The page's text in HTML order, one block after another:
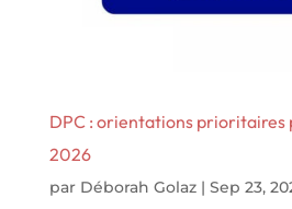
DPC : orientations prioritaires
2026
par Déborah Golaz| Sep 23,